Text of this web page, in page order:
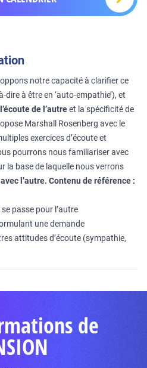
notre capacité à clarifier ce
à être en ‘auto-empathie’), et
de l’autreet la spécificité de
Marshall Rosenberg avec le
exercices d’écoute et
pourrons nous familiariser avec
la base de laquelle nous verrons
l’autre. Contenu de référence :
passe pour l’autre
une demande
attitudes d’écoute (sympathie,
de